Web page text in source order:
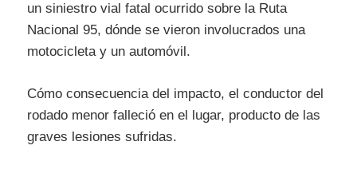
un siniestro vial fatal ocurrido sobre la Ruta
Nacional 95, dónde se vieron involucrados una
motocicleta y un automóvil.
Cómo consecuencia del impacto, el conductor del
rodado menor falleció en el lugar, producto de las
graves lesiones sufridas.